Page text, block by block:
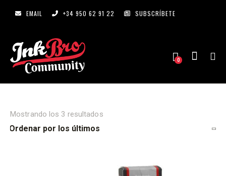
EMAIL +34 950 62 91 22 SUBSCRÍBETE
0
Mostrando los 3 resultados